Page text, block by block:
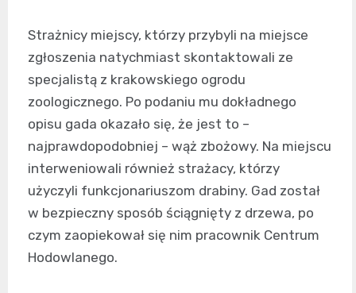
Strażnicy miejscy, którzy przybyli na miejsce
zgłoszenia natychmiast skontaktowali ze
specjalistą z krakowskiego ogrodu
zoologicznego. Po podaniu mu dokładnego
opisu gada okazało się, że jest to –
najprawdopodobniej – wąż zbożowy. Na miejscu
interweniowali również strażacy, którzy
użyczyli funkcjonariuszom drabiny. Gad został
w bezpieczny sposób ściągnięty z drzewa, po
czym zaopiekował się nim pracownik Centrum
Hodowlanego.